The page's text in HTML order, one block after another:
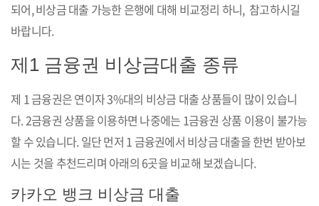
되어, 비상금 대출 가능한 은행에 대해 비교정리 하니, 참고하시길
바랍니다.
제1 금융권 비상금대출 종류
제 1 금융권은 연이자 3%대의 비상금 대출 상품들이 많이 있습니
다. 2금융권 상품을 이용하면 나중에는 1금융권 상품 이용이 불가능
할 수 있습니다. 일단 먼저 1 금융권에서 비상금 대출을 한번 받아보
시는 것을 추천드리며 아래의 6곳을 비교해 보겠습니다.
카카오 뱅크 비상금 대출